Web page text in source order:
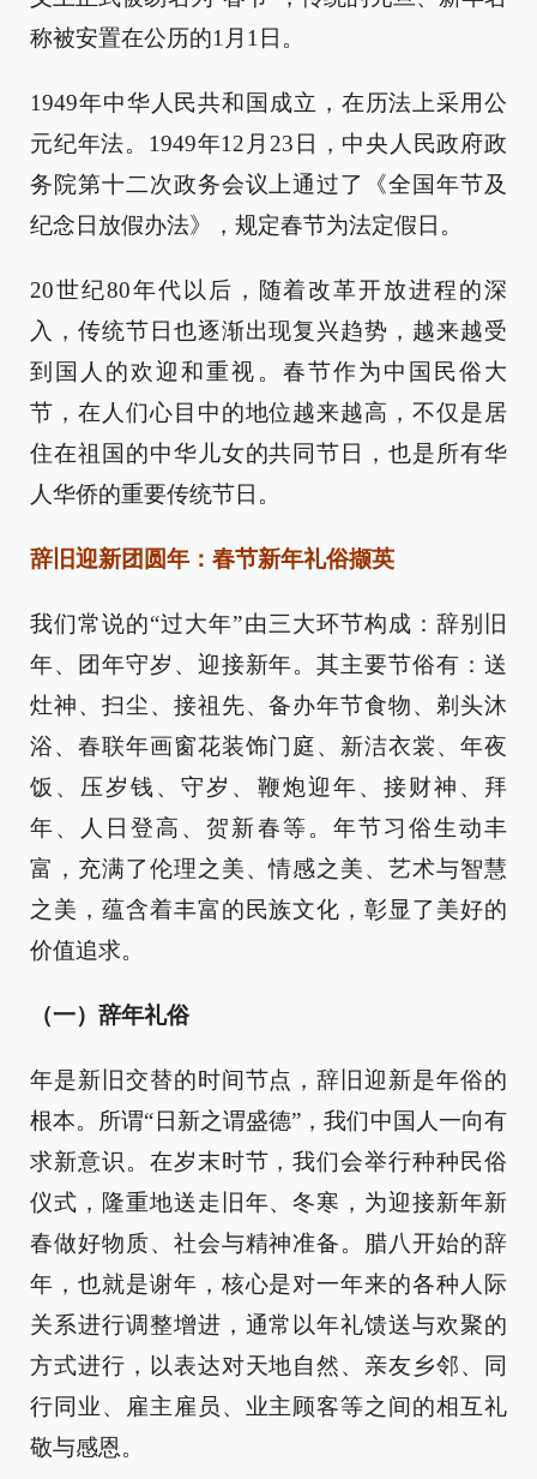
称被安置在公历的1月1日。
1949年中华人民共和国成立，在历法上采用公
元纪年法。1949年12月23日，中央人民政府政
务院第十二次政务会议上通过了《全国年节及
纪念日放假办法》，规定春节为法定假日。
20世纪80年代以后，随着改革开放进程的深
入，传统节日也逐渐出现复兴趋势，越来越受
到国人的欢迎和重视。春节作为中国民俗大
节，在人们心目中的地位越来越高，不仅是居
住在祖国的中华儿女的共同节日，也是所有华
人华侨的重要传统节日。
辞旧迎新团圆年：春节新年礼俗撷英
我们常说的“过大年”由三大环节构成：辞别旧
年、团年守岁、迎接新年。其主要节俗有：送
灶神、扫尘、接祖先、备办年节食物、剃头沐
浴、春联年画窗花装饰门庭、新洁衣裳、年夜
饭、压岁钱、守岁、鞭炮迎年、接财神、拜
年、人日登高、贺新春等。年节习俗生动丰
富，充满了伦理之美、情感之美、艺术与智慧
之美，蕴含着丰富的民族文化，彰显了美好的
价值追求。
（一）辞年礼俗
年是新旧交替的时间节点，辞旧迎新是年俗的
根本。所谓“日新之谓盛德”，我们中国人一向有
求新意识。在岁末时节，我们会举行种种民俗
仪式，隆重地送走旧年、冬寒，为迎接新年新
春做好物质、社会与精神准备。腊八开始的辞
年，也就是谢年，核心是对一年来的各种人际
关系进行调整增进，通常以年礼馈送与欢聚的
方式进行，以表达对天地自然、亲友乡邻、同
行同业、雇主雇员、业主顾客等之间的相互礼
敬与感恩。